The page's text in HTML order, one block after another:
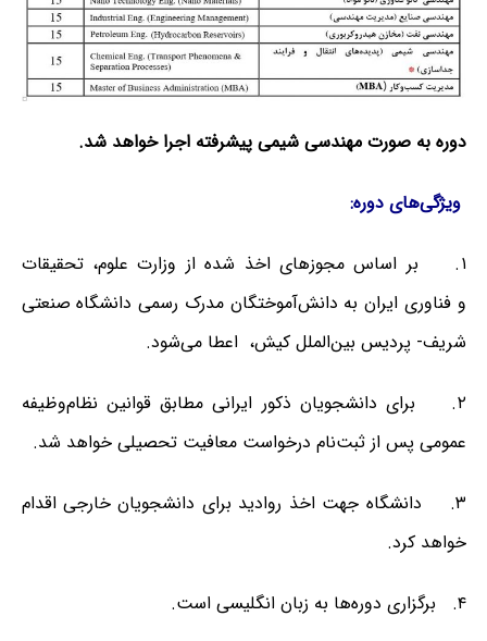
دوره به صورت مهندسی شیمی پیشرفته اجرا خواهد شد.
ویژگی­‌های دوره:
۱. بر اساس مجوزهای اخذ شده از وزارت علوم، تحقیقات
و فناوری ایران به دانش‌آموختگان مدرک رسمی دانشگاه صنعتی
شریف- پردیس بین‌الملل کیش، اعطا می‌شود.
۲. برای دانشجویان ذکور ایرانی مطابق قوانین نظام‌وظیفه
عمومی پس از ثبت‌نام درخواست معافیت تحصیلی خواهد شد.
۳. دانشگاه جهت اخذ روادید برای دانشجویان خارجی اقدام
خواهد کرد.
۴. برگزاری دوره‌ها به زبان انگلیسی است.